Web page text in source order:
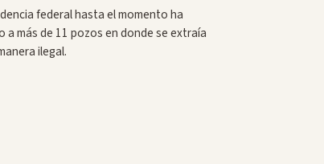
federal hasta el momento ha
a más de 11 pozos en donde se extraía
ilegal.